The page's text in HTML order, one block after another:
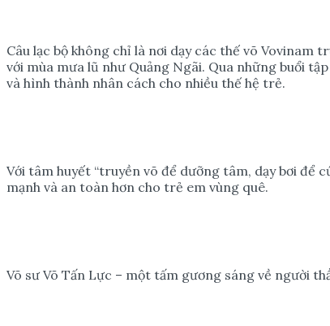
Câu lạc bộ không chỉ là nơi dạy các thế võ
với mùa mưa lũ như Quảng Ngãi. Qua những buổi
và hình thành nhân cách cho nhiều thế hệ trẻ.
Với tâm huyết “truyền võ để dưỡng tâm, dạy bơi để
mạnh và an toàn hơn cho trẻ em vùng quê.
Võ sư Võ Tấn Lực – một tấm gương sáng về người